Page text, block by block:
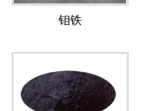
钼铁